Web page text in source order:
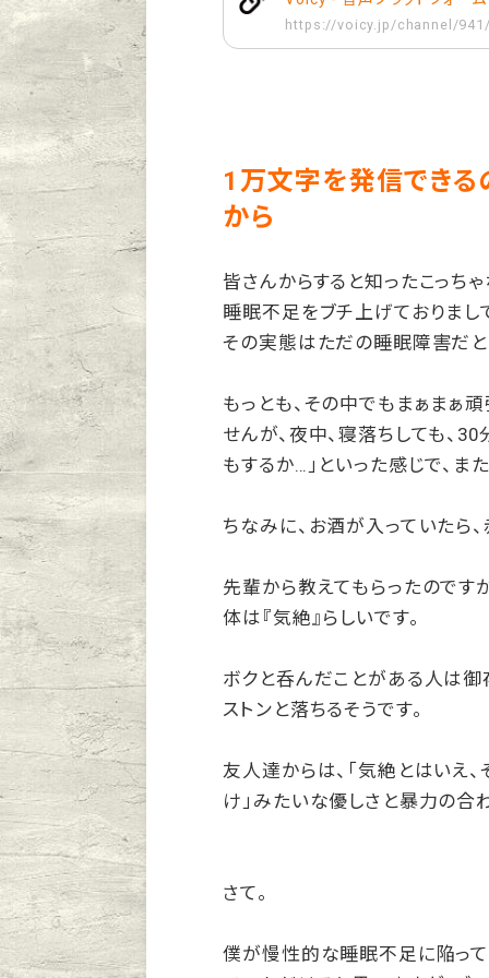
https://voicy.jp/channel/
1万文字を発信できる
から
皆さんからすると知ったこっち
睡眠不足をブチ上げておりまし
その実態はただの睡眠障害だと
もっとも、その中でもまぁまぁ
せんが、夜中、寝落ちしても、
もするか…」といった感じで、ま
ちなみに、お酒が入っていたら
先輩から教えてもらったのです
体は『気絶』らしいです。
ボクと呑んだことがある人は御
ストンと落ちるそうです。
友人達からは、「気絶とはいえ
け」みたいな優しさと暴力の合
さて。
僕が慢性的な睡眠不足に陥っ